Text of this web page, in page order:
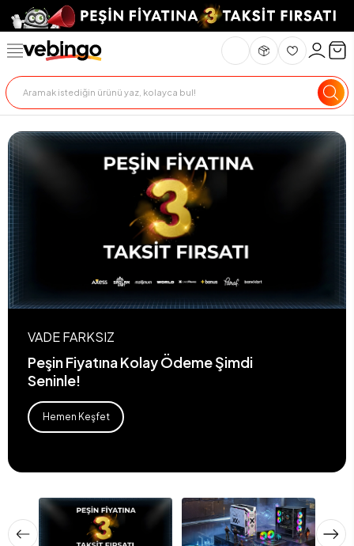
VADE FARKSIZ
Peşin Fiyatına Kolay Ödeme Şimdi
Seninle!
Hemen Keşfet